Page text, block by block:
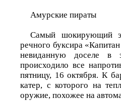
Амурские пираты
Самый шокирующий
речного буксира
невиданную доселе в
происходило все
пятницу, 16 октября. К
катер, с которого на
оружие, похожее на